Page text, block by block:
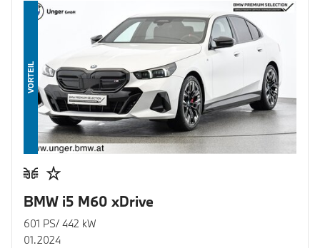
VORTEIL
BMW i5 M60 xDrive
601 PS/ 442 kW
01.2024